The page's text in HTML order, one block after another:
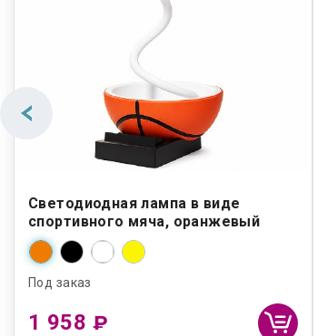
Светодиодная лампа в виде
спортивного мяча, оранжевый
Под заказ
1 958 ₽